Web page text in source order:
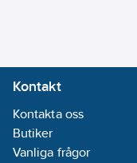
Kontakt
Kontakta oss
Butiker
Vanliga frågor